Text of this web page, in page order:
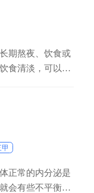
期熬夜、饮食或
食清淡，可以多
霉素软膏等药物
甲
正常的内分泌是
会有些不平衡，